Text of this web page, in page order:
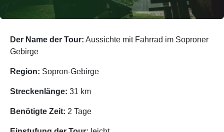
Der Name der Tour: Aussichte mit Fahrrad im Soproner
Gebirge
Region: Sopron-Gebirge
Streckenlänge: 31 km
Benötigte Zeit: 2 Tage